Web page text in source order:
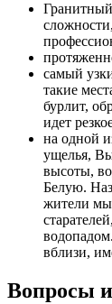
самый
такие
бурлит,
идет
на одной
ущелья,
высоты,
Белую.
жители
вблизи,
Вопросы